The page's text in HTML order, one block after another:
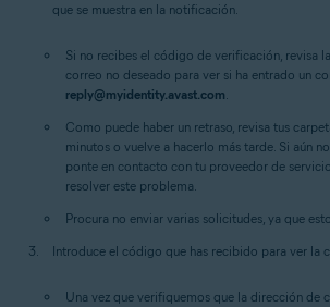
que se muestra en la notificación.
Si no recibes el código de verificación, revisa
correo no deseado para ver si ha entrado un
reply@myidentity.avast.com.
Como puede haber un retraso, revisa tus
minutos o vuelve a hacerlo más tarde. Si aún
ponte en contacto con tu proveedor de
resolver este problema.
Procura no enviar varias solicitudes, ya que
Introduce el código que has recibido para ver la
Una vez que verifiquemos que la dirección de